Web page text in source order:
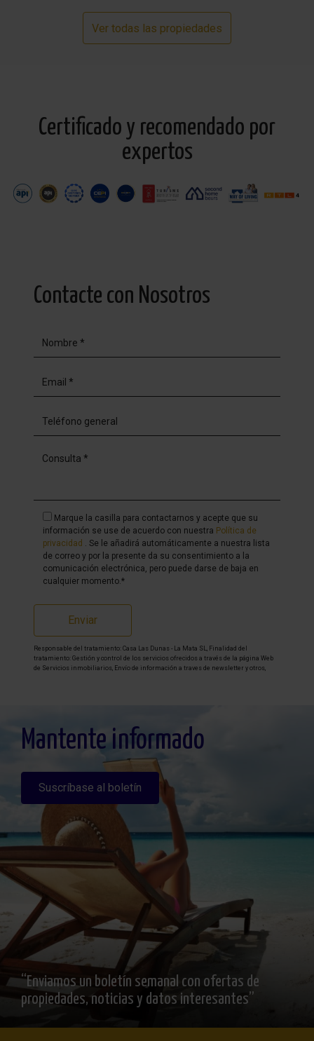
Ver todas las propiedades
Certificado y recomendado por
expertos
Contacte con Nosotros
Marque la casilla para contactarnos y acepte que su
información se use de acuerdo con nuestra Política de
privacidad
. Se le añadirá automáticamente a nuestra lista
de correo y por la presente da su consentimiento a la
comunicación electrónica, pero puede darse de baja en
cualquier momento.*
Enviar
Responsable del tratamiento: Casa Las Dunas - La Mata SL, Finalidad del
tratamiento: Gestión y control de los servicios ofrecidos a través de la página Web
de Servicios inmobiliarios, Envío de información a traves de newsletter y otros,
detallada sobre protección de datosAquí
Mantente informado
Suscríbase al boletín
“Enviamos un boletín semanal con ofertas de
propiedades, noticias y datos interesantes”